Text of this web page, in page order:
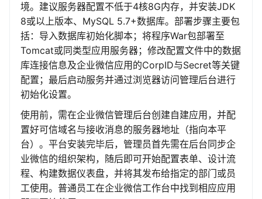
境。建议服务器配置不低于4核8G内存，并安装JDK
8或以上版本、MySQL 5.7+数据库。部署步骤主要包
括：导入数据库初始化脚本；将程序War包部署至
Tomcat或同类型应用服务器；修改配置文件中的数据
库连接信息及企业微信应用的CorpID与Secret等关键
配置；最后启动服务并通过浏览器访问管理后台进行
初始化设置。
使用前，需在企业微信管理后台创建自建应用，并配
置好可信域名与接收消息的服务器地址（指向本平
台）。平台安装完毕后，管理员首先需在后台同步企
业微信的组织架构，随后即可开始配置表单、设计流
程、构建数据仪表盘，并将其发布给指定的部门或员
工使用。普通员工在企业微信工作台中找到相应应用